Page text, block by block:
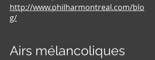
http://www.philharmontreal.com/blo
g/
Airs mélancoliques